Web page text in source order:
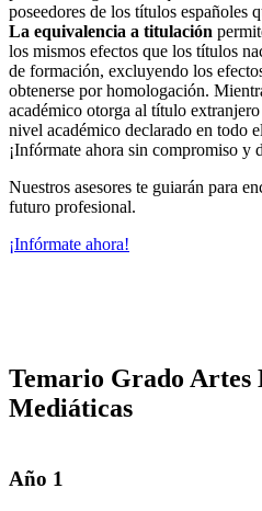
poseedores de los títulos españoles
La equivalencia a titulación
los mismos efectos que los títulos
de formación, excluyendo los
obtenerse por homologación.
académico otorga al título
nivel académico declarado en todo
¡Infórmate ahora sin compromiso y
Nuestros asesores te guiarán para
futuro profesional.
¡Infórmate ahora!
Temario Grado Artes
Mediáticas
Año 1